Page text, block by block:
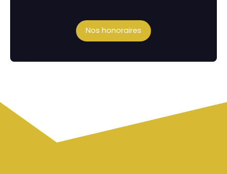
Nos honoraires